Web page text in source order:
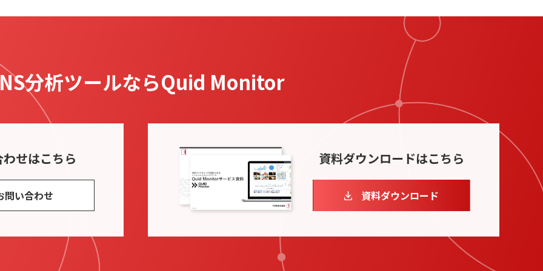
分析ツールならQuid Monitor
せはこちら
問い合わせ
資料ダウンロードはこちら
資料ダウンロード